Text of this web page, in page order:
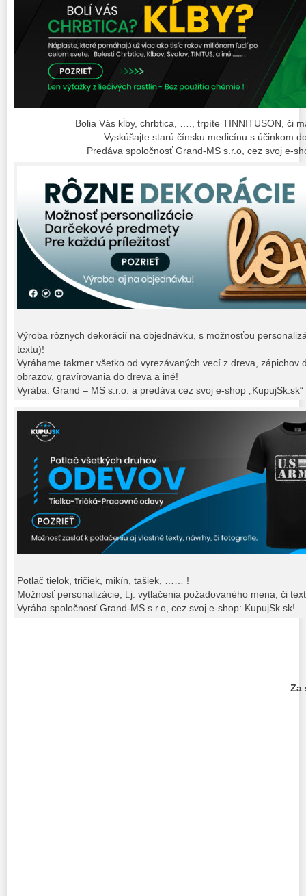
Bolia Vás kĺby, chrbtica, …., trpíte TINNITUSON, či
Vyskúšajte starú čínsku medicínu s účinkom
Predáva spoločnosť Grand-MS s.r.o, cez svoj e-
Výroba rôznych dekorácií na objednávku, s možnosťou
textu)!
Vyrábame takmer všetko od vyrezávaných vecí z dreva, zápichov
obrazov, gravírovania do dreva a iné!
Vyrába: Grand – MS s.r.o. a predáva cez svoj e-shop „KupujSk.sk“
Potlač tielok, tričiek, mikín, tašiek, …… !
Možnosť personalizácie, t.j. vytlačenia požadovaného mena, či
Vyrába spoločnosť Grand-MS s.r.o, cez svoj e-shop: KupujSk.sk!
Za